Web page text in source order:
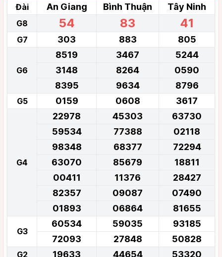
Đài An Giang Bình Thuận Tây Ninh
G8 54 83 41
G7 303 883 805
G6
8519 3467
5244
3148
8264
0590
8395
9634 8796
G5 0159 0608 3617
G4
22978 45303
63730
59534
77388
02118
98348
68377
72294
63070
85679
18811
00411
11376
28427
82357
09087
07490
01893
06864 81655
G3
60534 59035
93185
72093
27848 50828
G2 19633 44654 53320